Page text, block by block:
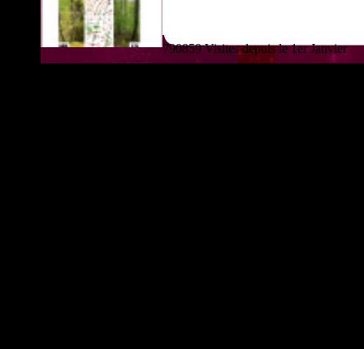
790859 Visites depuis le 1er Janvier